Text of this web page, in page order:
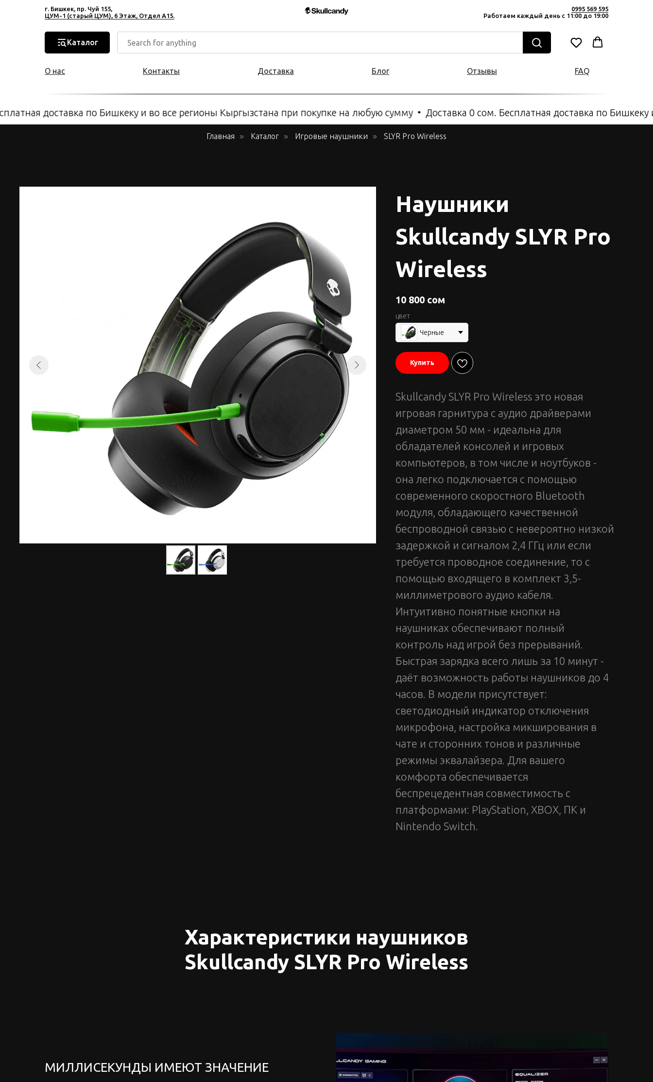
г. Бишкек, пр. Чуй 155,
ЦУМ-1 (старый ЦУМ), 6 Этаж, Отдел А15.
0995 569 595
Работаем каждый день с 11:00 до 19:00
Каталог
О нас Контакты Доставка Блог Отзывы FAQ
доставка по Бишкеку и во все регионы Кыргызстана при покупке на любую сумму Доставка 0 сом. Бесплатная доставка по Бишкеку
Главная » Каталог » Игровые наушники » SLYR Pro Wireless
Наушники
Skullcandy SLYR Pro
Wireless
10 800 сом
цвет
Черные
Купить
Skullcandy SLYR Pro Wireless это новая
игровая гарнитура с аудио драйверами
диаметром 50 мм - идеальна для
обладателей консолей и игровых
компьютеров, в том числе и ноутбуков -
она легко подключается с помощью
современного скоростного Bluetooth
модуля, обладающего качественной
беспроводной связью с невероятно низкой
задержкой и сигналом 2,4 ГГц или если
требуется проводное соединение, то с
помощью входящего в комплект 3,5-
миллиметрового аудио кабеля.
Интуитивно понятные кнопки на
наушниках обеспечивают полный
контроль над игрой без прерываний.
Быстрая зарядка всего лишь за 10 минут -
даёт возможность работы наушников до 4
часов. В модели присутствует:
светодиодный индикатор отключения
микрофона, настройка микширования в
чате и сторонних тонов и различные
режимы эквалайзера. Для вашего
комфорта обеспечивается
беспрецедентная совместимость с
платформами: PlayStation, XBOX, ПК и
Nintendo Switch.
Характеристики наушников
Skullcandy SLYR Pro Wireless
МИЛЛИСЕКУНДЫ ИМЕЮТ ЗНАЧЕНИЕ